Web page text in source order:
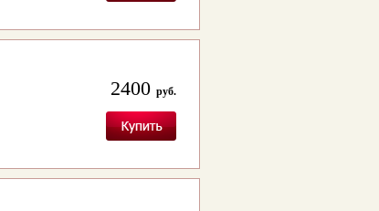
2400 руб.